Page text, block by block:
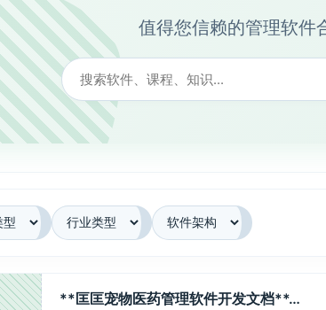
值得您信赖的管理软件
**匡匡宠物医药管理软件开发文档**…